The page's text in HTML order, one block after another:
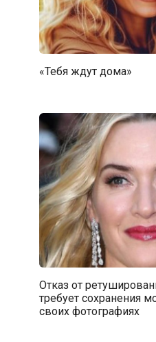
«Тебя ждут дома»
Отказ от
требует сохранения
своих фотографиях